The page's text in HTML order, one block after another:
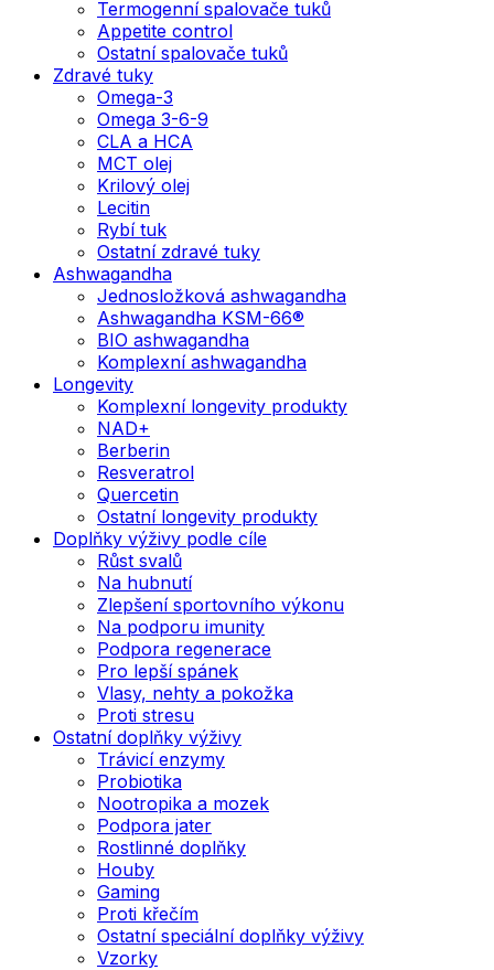
Termogenní spalovače tuků
Appetite control
Ostatní spalovače tuků
Zdravé tuky
Omega-3
Omega 3-6-9
CLA a HCA
MCT olej
Krilový olej
Lecitin
Rybí tuk
Ostatní zdravé tuky
Ashwagandha
Jednosložková ashwagandha
Ashwagandha KSM-66®
BIO ashwagandha
Komplexní ashwagandha
Longevity
Komplexní longevity produkty
NAD+
Berberin
Resveratrol
Quercetin
Ostatní longevity produkty
Doplňky výživy podle cíle
Růst svalů
Na hubnutí
Zlepšení sportovního výkonu
Na podporu imunity
Podpora regenerace
Pro lepší spánek
Vlasy, nehty a pokožka
Proti stresu
Ostatní doplňky výživy
Trávicí enzymy
Probiotika
Nootropika a mozek
Podpora jater
Rostlinné doplňky
Houby
Gaming
Proti křečím
Ostatní speciální doplňky výživy
Vzorky